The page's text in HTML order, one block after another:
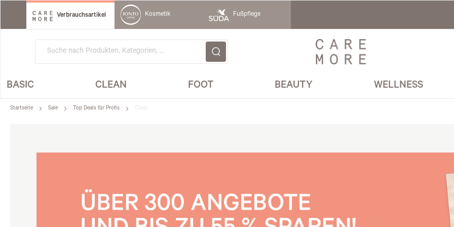
Direkt
zum
Verbrauchsartikel Kosmetik Fußpflege
BASIC CLEAN FOOT BEAUTY WELLNESS
Startseite Sale Top Deals für Profis Clean